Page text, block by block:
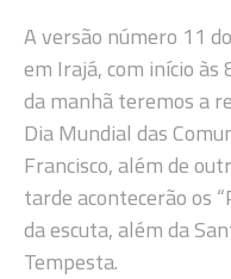
A versão número 11
em Irajá, com início
da manhã teremos a
Dia Mundial das
Francisco, além de
tarde acontecerão os
da escuta, além da
Tempesta.